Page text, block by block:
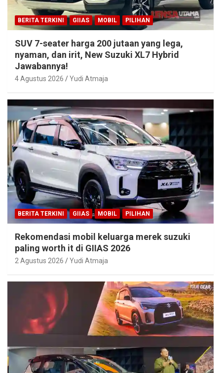
BERITA TERKINI GIIAS MOBIL PILIHAN
SUV 7-seater harga 200 jutaan yang lega,
nyaman, dan irit, New Suzuki XL7 Hybrid
Jawabannya!
4 Agustus 2026 Yudi Atmaja
BERITA TERKINI GIIAS MOBIL PILIHAN
Rekomendasi mobil keluarga merek suzuki
paling worth it di GIIAS 2026
2 Agustus 2026 Yudi Atmaja